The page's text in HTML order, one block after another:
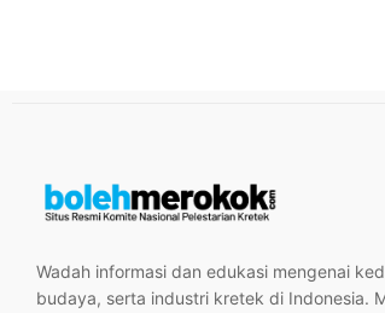
Wadah informasi dan edukasi mengenai
budaya, serta industri kretek di Indonesia.